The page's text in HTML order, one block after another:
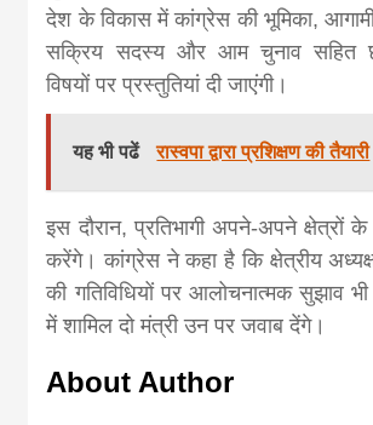
देश के विकास में कांग्रेस की भूमिका,
सक्रिय सदस्य और आम चुनाव सहित
विषयों पर प्रस्तुतियां दी जाएंगी।
यह भी पढें रास्वपा द्वारा प्रशिक्षण की तैयारी
इस दौरान, प्रतिभागी अपने-अपने क्षेत्रों
करेंगे। कांग्रेस ने कहा है कि क्षेत्रीय
की गतिविधियों पर आलोचनात्मक सुझाव
में शामिल दो मंत्री उन पर जवाब देंगे।
About Author